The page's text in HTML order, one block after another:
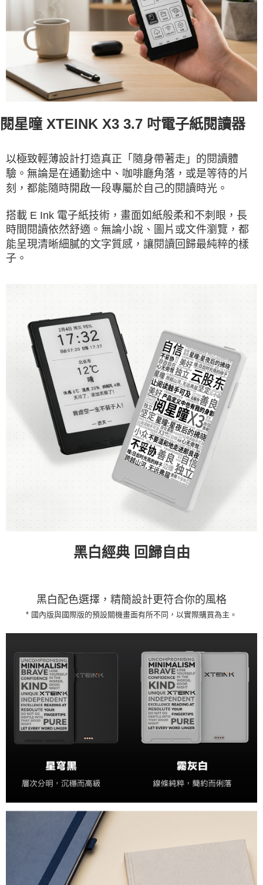
閱星曈 XTEINK X3 3.7 吋電子紙閱讀器
以極致輕薄設計打造真正「隨身帶著走」的閱讀體
驗。無論是在通勤途中、咖啡廳角落，或是等待的片
刻，都能隨時開啟一段專屬於自己的閱讀時光。
搭載 E Ink 電子紙技術，畫面如紙般柔和不刺眼，長
時間閱讀依然舒適。無論小說、圖片或文件瀏覽，都
能呈現清晰細膩的文字質感，讓閱讀回歸最純粹的樣
子。
黑白經典 回歸自由
黑白配色選擇，精簡設計更符合你的風格
* 國內版與國際版的預設關機畫面有所不同，以實際購買為主。